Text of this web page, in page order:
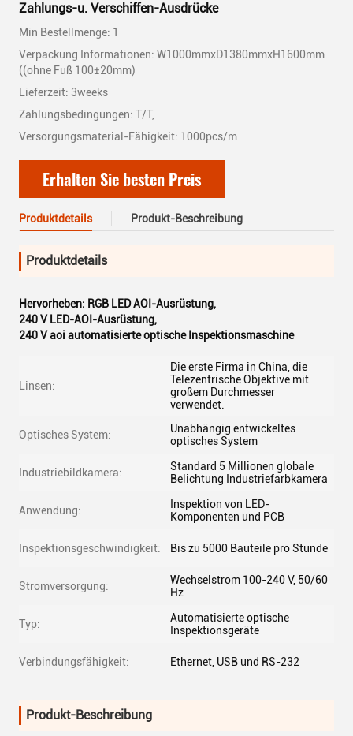
Zahlungs-u. Verschiffen-Ausdrücke
Min Bestellmenge: 1
Verpackung Informationen: W1000mmxD1380mmxH1600mm
((ohne Fuß 100±20mm)
Lieferzeit: 3weeks
Zahlungsbedingungen: T/T,
Versorgungsmaterial-Fähigkeit: 1000pcs/m
Erhalten Sie besten Preis
Produktdetails Produkt-Beschreibung
Produktdetails
Hervorheben: RGB LED AOI-Ausrüstung,
240 V LED-AOI-Ausrüstung,
240 V aoi automatisierte optische Inspektionsmaschine
Linsen:
Die erste Firma in China, die
Telezentrische Objektive mit
großem Durchmesser
verwendet.
Optisches System:
Unabhängig entwickeltes
optisches System
Industriebildkamera:
Standard 5 Millionen globale
Belichtung Industriefarbkamera
Anwendung:
Inspektion von LED-
Komponenten und PCB
Inspektionsgeschwindigkeit: Bis zu 5000 Bauteile pro Stunde
Stromversorgung:
Wechselstrom 100-240 V, 50/60
Hz
Typ:
Automatisierte optische
Inspektionsgeräte
Verbindungsfähigkeit: Ethernet, USB und RS-232
Produkt-Beschreibung